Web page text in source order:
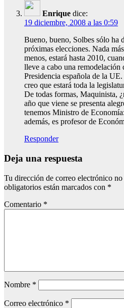
Enrique dice:
19 diciembre, 2008 a las 0:59
Bueno, bueno, Solbes sólo ha
próximas elecciones. Nada
menos, estará hasta 2010,
lleve a cabo una remodelación
Presidencia española de la
creo que estará toda la
De todas formas, Maquinista,
año que viene se presenta
tenemos Ministro de
además, es profesor de
Responder
Deja una respuesta
Tu dirección de correo electrónico no
obligatorios están marcados con *
Comentario *
Nombre *
Correo electrónico *